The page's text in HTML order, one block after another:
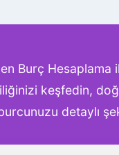
Burç Hesaplama
keşfedin,
detaylı